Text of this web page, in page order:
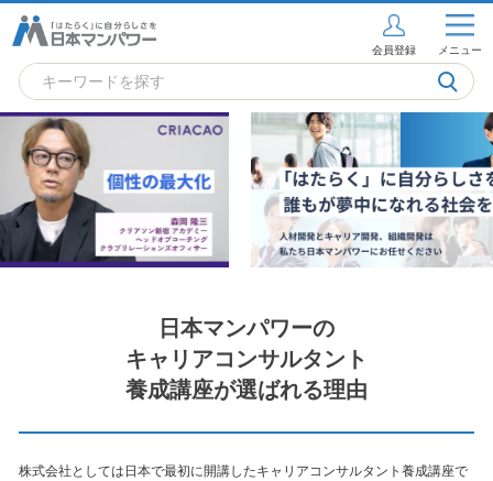
会員登録 メニュー
日本マンパワーの
キャリアコンサルタント
養成講座が選ばれる理由
株式会社としては日本で最初に開講したキャリアコンサルタント養成講座で